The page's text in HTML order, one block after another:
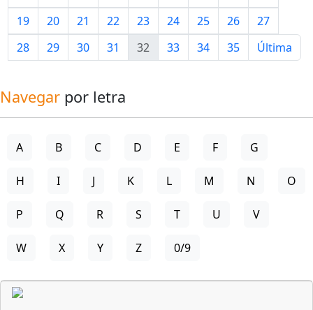
19
20 21 22 23 24 25 26
27
28
29 30 31 32 33 34 35 Última
Navegar por letra
A B C D E F G
H I J K L M N O
P Q R S T U V
W X Y Z 0/9